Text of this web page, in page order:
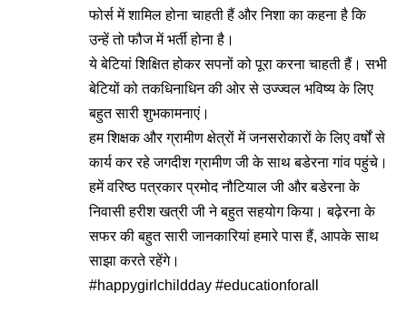
फोर्स में शामिल होना चाहती हैं और निशा का कहना है कि
उन्हें तो फौज में भर्ती होना है।
ये बेटियां शिक्षित होकर सपनों को पूरा करना चाहती हैं। सभी
बेटियों को तकधिनाधिन की ओर से उज्ज्वल भविष्य के लिए
बहुत सारी शुभकामनाएं।
हम शिक्षक और ग्रामीण क्षेत्रों में जनसरोकारों के लिए वर्षों से
कार्य कर रहे जगदीश ग्रामीण जी के साथ बडेरना गांव पहुंचे।
हमें वरिष्ठ पत्रकार प्रमोद नौटियाल जी और बडेरना के
निवासी हरीश खत्री जी ने बहुत सहयोग किया। बढ़ेरना के
सफर की बहुत सारी जानकारियां हमारे पास हैं, आपके साथ
साझा करते रहेंगे।
#happygirlchildday #educationforall